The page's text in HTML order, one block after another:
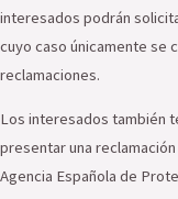
interesados podrán
cuyo caso únicamente se
reclamaciones.
Los interesados también
presentar una
Agencia Española de